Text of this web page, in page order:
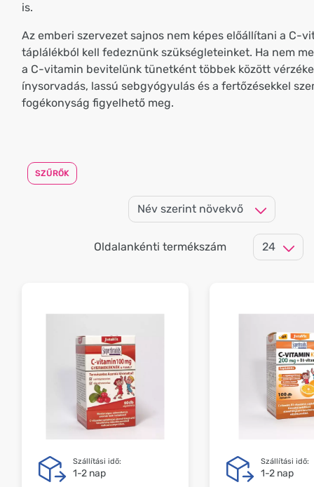
is.
Az emberi szervezet sajnos nem képes előállítani a C-
táplálékból kell fedeznünk szükségleteinket. Ha nem
a C-vitamin bevitelünk tünetként többek között
ínysorvadás, lassú sebgyógyulás és a fertőzésekkel
fogékonyság figyelhető meg.
SZŰRŐK
Oldalankénti termékszám
Szállítási idő:
1-2 nap
Szállítási idő:
1-2 nap